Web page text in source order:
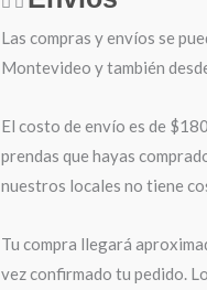
Las compras y envíos se
Montevideo y también
El costo de envío es de
prendas que hayas
nuestros locales no tiene
Tu compra llegará
vez confirmado tu pedido.